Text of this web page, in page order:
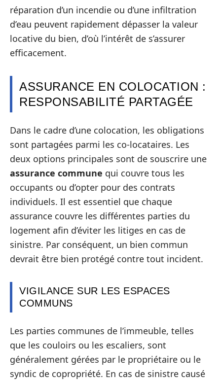
réparation d’un incendie ou d’une infiltration
d’eau peuvent rapidement dépasser la valeur
locative du bien, d’où l’intérêt de s’assurer
efficacement.
ASSURANCE EN COLOCATION :
RESPONSABILITÉ PARTAGÉE
Dans le cadre d’une colocation, les obligations
sont partagées parmi les co-locataires. Les
deux options principales sont de souscrire une
assurance commune qui couvre tous les
occupants ou d’opter pour des contrats
individuels. Il est essentiel que chaque
assurance couvre les différentes parties du
logement afin d’éviter les litiges en cas de
sinistre. Par conséquent, un bien commun
devrait être bien protégé contre tout incident.
VIGILANCE SUR LES ESPACES
COMMUNS
Les parties communes de l’immeuble, telles
que les couloirs ou les escaliers, sont
généralement gérées par le propriétaire ou le
syndic de copropriété. En cas de sinistre causé